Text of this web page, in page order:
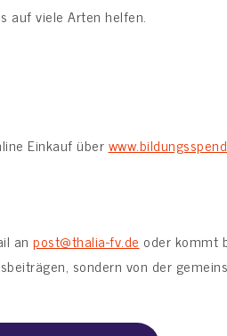
auf viele Arten helfen.
Einkauf über
an post@thalia-fv.de oder kommt
sondern von der